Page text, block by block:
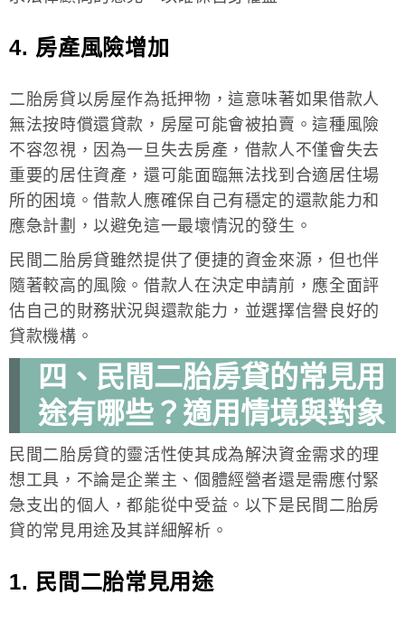
4. 房產風險增加
二胎房貸以房屋作為抵押物，這意味著如果借款人
無法按時償還貸款，房屋可能會被拍賣。這種風險
不容忽視，因為一旦失去房產，借款人不僅會失去
重要的居住資產，還可能面臨無法找到合適居住場
所的困境。借款人應確保自己有穩定的還款能力和
應急計劃，以避免這一最壞情況的發生。
民間二胎房貸雖然提供了便捷的資金來源，但也伴
隨著較高的風險。借款人在決定申請前，應全面評
估自己的財務狀況與還款能力，並選擇信譽良好的
貸款機構。
四、民間二胎房貸的常見用
途有哪些？適用情境與對象
民間二胎房貸的靈活性使其成為解決資金需求的理
想工具，不論是企業主、個體經營者還是需應付緊
急支出的個人，都能從中受益。以下是民間二胎房
貸的常見用途及其詳細解析。
1. 民間二胎常見用途